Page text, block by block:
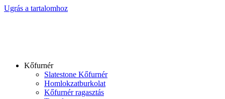
Ugrás a tartalomhoz
Kőfurnér
Slatestone Kőfurnér
Homlokzatburkolat
Kőfurnér ragasztás